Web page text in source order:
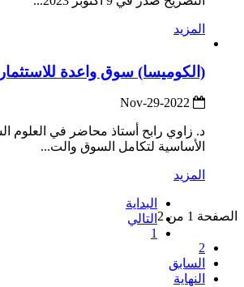
المزيد
(الكوميسا) سوق واعدة
د. زاوي رابح أستاذ محاضر في العلوم
الأساسية لتكامل السوق والت...
المزيد
الصفحة 1 من 2
البداية
التالي
1
2
السابق
النهاية